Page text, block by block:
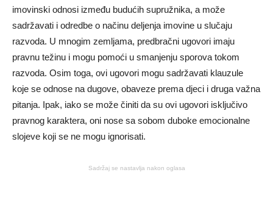
imovinski odnosi između budućih supružnika, a može
sadržavati i odredbe o načinu deljenja imovine u slučaju
razvoda. U mnogim zemljama, predbračni ugovori imaju
pravnu težinu i mogu pomoći u smanjenju sporova tokom
razvoda. Osim toga, ovi ugovori mogu sadržavati klauzule
koje se odnose na dugove, obaveze prema djeci i druga važna
pitanja. Ipak, iako se može činiti da su ovi ugovori isključivo
pravnog karaktera, oni nose sa sobom duboke emocionalne
slojeve koji se ne mogu ignorisati.
Sadržaj se nastavlja nakon oglasa